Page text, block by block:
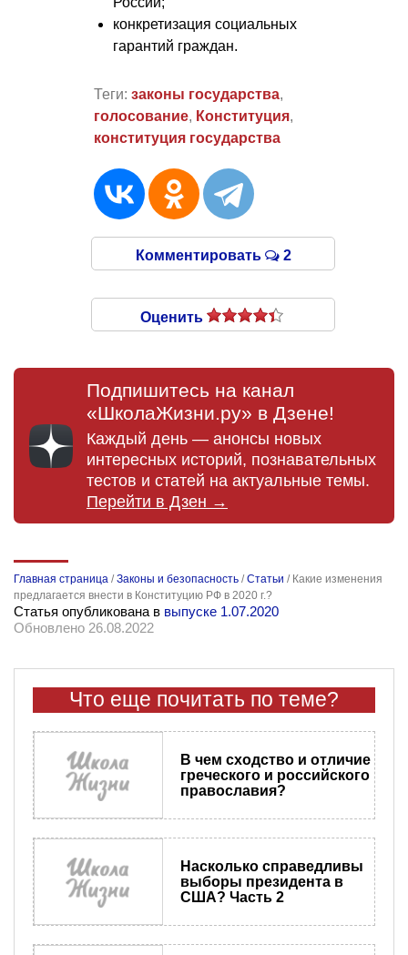
конкретизация социальных
гарантий граждан.
Теги: законы государства,
голосование, Конституция,
конституция государства
Комментировать 2
Оценить
Подпишитесь на канал
«ШколаЖизни.ру» в Дзене!
Каждый день — анонсы новых
интересных историй, познавательных
тестов и статей на актуальные темы.
Перейти в Дзен →
Главная страница /Законы и безопасность /Статьи / Какие изменения
предлагается внести в Конституцию РФ в 2020 г.?
Статья опубликована в выпуске 1.07.2020
Обновлено 26.08.2022
Что еще почитать по теме?
В чем сходство и отличие
греческого и российского
православия?
Насколько справедливы
выборы президента в
США? Часть 2